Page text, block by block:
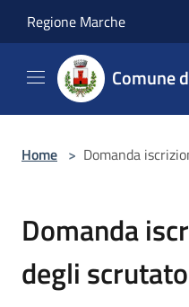
Regione Marche
Comune
Home > Domanda
Domanda
degli